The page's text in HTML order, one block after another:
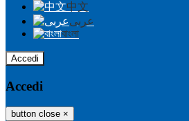
中文
عربى
বাংলা
Accedi
Accedi
button close ×